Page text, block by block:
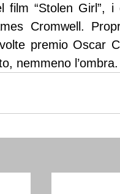
film “Stolen Girl”,
Cromwell.
premio Oscar
nemmeno l’ombra.